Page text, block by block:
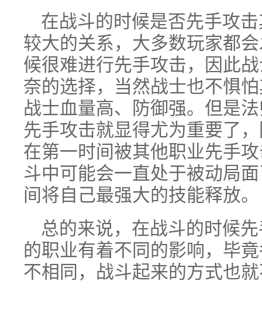
在战斗的时候是否先手攻
较大的关系，大多数玩家都
候很难进行先手攻击，因此
奈的选择，当然战士也不惧
战士血量高、防御强。但是
先手攻击就显得尤为重要了
在第一时间被其他职业先手
斗中可能会一直处于被动局
间将自己最强大的技能释放。
总的来说，在战斗的时候
的职业有着不同的影响，毕
不相同，战斗起来的方式也